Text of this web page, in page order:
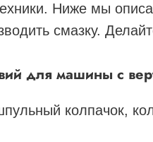
Ниже мы
смазку.
для машины с
колпачок,